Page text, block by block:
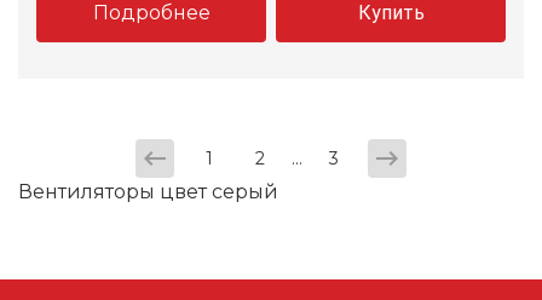
Подробнее Купить
1 2 ... 3
Вентиляторы цвет серый